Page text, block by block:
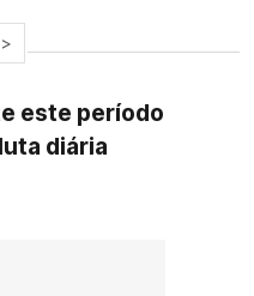
>
este período
diária